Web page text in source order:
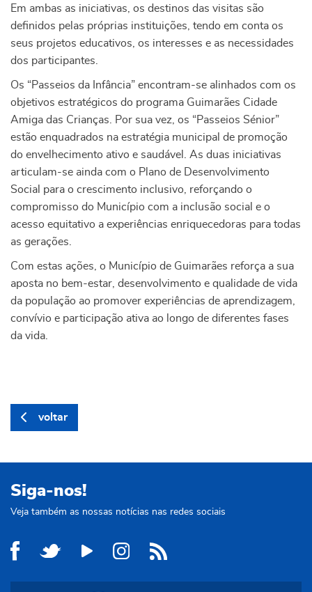
Em ambas as iniciativas, os destinos das visitas são
definidos pelas próprias instituições, tendo em conta os
seus projetos educativos, os interesses e as necessidades
dos participantes.
Os “Passeios da Infância” encontram-se alinhados com os
objetivos estratégicos do programa Guimarães Cidade
Amiga das Crianças. Por sua vez, os “Passeios Sénior”
estão enquadrados na estratégia municipal de promoção
do envelhecimento ativo e saudável. As duas iniciativas
articulam-se ainda com o Plano de Desenvolvimento
Social para o crescimento inclusivo, reforçando o
compromisso do Município com a inclusão social e o
acesso equitativo a experiências enriquecedoras para todas
as gerações.
Com estas ações, o Município de Guimarães reforça a sua
aposta no bem-estar, desenvolvimento e qualidade de vida
da população ao promover experiências de aprendizagem,
convívio e participação ativa ao longo de diferentes fases
da vida.
voltar
Siga-nos!
Veja também as nossas notícias nas redes sociais